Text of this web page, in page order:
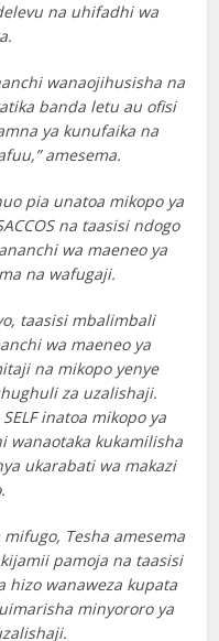
na uhifadhi wa
wanaojihusisha na
banda letu au ofisi
ya kunufaika na
amesema.
pia unatoa mikopo ya
na taasisi ndogo
wa maeneo ya
na wafugaji.
taasisi mbalimbali
wa maeneo ya
na mikopo yenye
za uzalishaji.
inatoa mikopo ya
wanaotaka kukamilisha
ukarabati wa makazi
Tesha amesema
pamoja na taasisi
hizo wanaweza kupata
minyororo ya